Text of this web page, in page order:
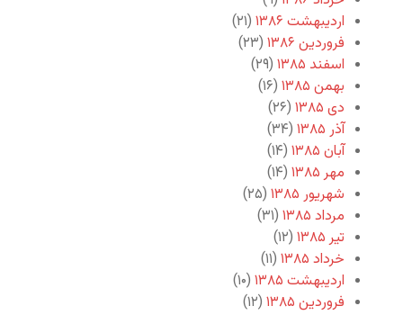
اردیبهشت ۱۳۸۶
(۲۱)
فروردین ۱۳۸۶
(۲۳)
اسفند ۱۳۸۵
(۲۹)
بهمن ۱۳۸۵
(۱۶)
دی ۱۳۸۵
(۲۶)
آذر ۱۳۸۵
(۳۴)
آبان ۱۳۸۵
(۱۴)
مهر ۱۳۸۵
(۱۴)
شهریور ۱۳۸۵
(۲۵)
مرداد ۱۳۸۵
(۳۱)
تیر ۱۳۸۵
(۱۲)
خرداد ۱۳۸۵
(۱۱)
اردیبهشت ۱۳۸۵
(۱۰)
فروردین ۱۳۸۵
(۱۲)